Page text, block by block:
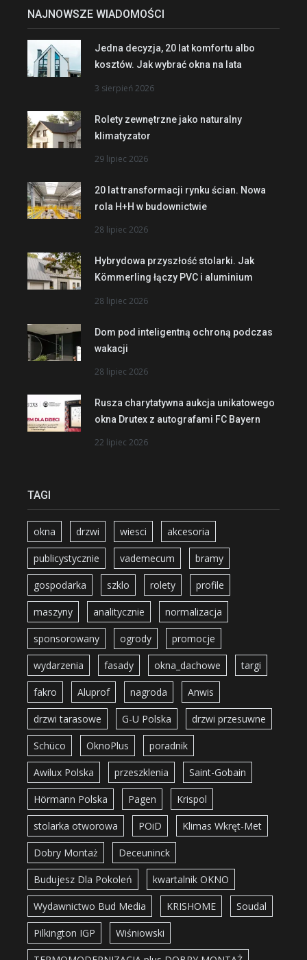
NAJNOWSZE WIADOMOŚCI
Jedna decyzja, 20 lat komfortu albo
kosztów. Jak wybrać okna na lata
3 sierpień 2026
Rolety zewnętrzne jako naturalny
klimatyzator
29 lipiec 2026
20 lat transformacji rynku ścian. Nowa
rola H+H w budownictwie
28 lipiec 2026
Hybrydowa przyszłość stolarki. Jak
Kömmerling łączy PVC i aluminium
28 lipiec 2026
Dom pod inteligentną ochroną podczas
wakacji
28 lipiec 2026
Rusza charytatywna aukcja unikatowego
okna Drutex z autografami FC Bayern
22 lipiec 2026
TAGI
okna drzwi wiesci akcesoria
publicystycznie vademecum bramy
gospodarka szklo rolety profile
maszyny analitycznie normalizacja
sponsorowany ogrody promocje
wydarzenia fasady okna_dachowe targi
fakro Aluprof nagroda Anwis
drzwi tarasowe G-U Polska drzwi przesuwne
Schüco OknoPlus poradnik
Awilux Polska przeszklenia Saint-Gobain
Hörmann Polska Pagen Krispol
stolarka otworowa POiD Klimas Wkręt-Met
Dobry Montaż Deceuninck
Budujesz Dla Pokoleń kwartalnik OKNO
Wydawnictwo Bud Media KRISHOME Soudal
Pilkington IGP Wiśniowski